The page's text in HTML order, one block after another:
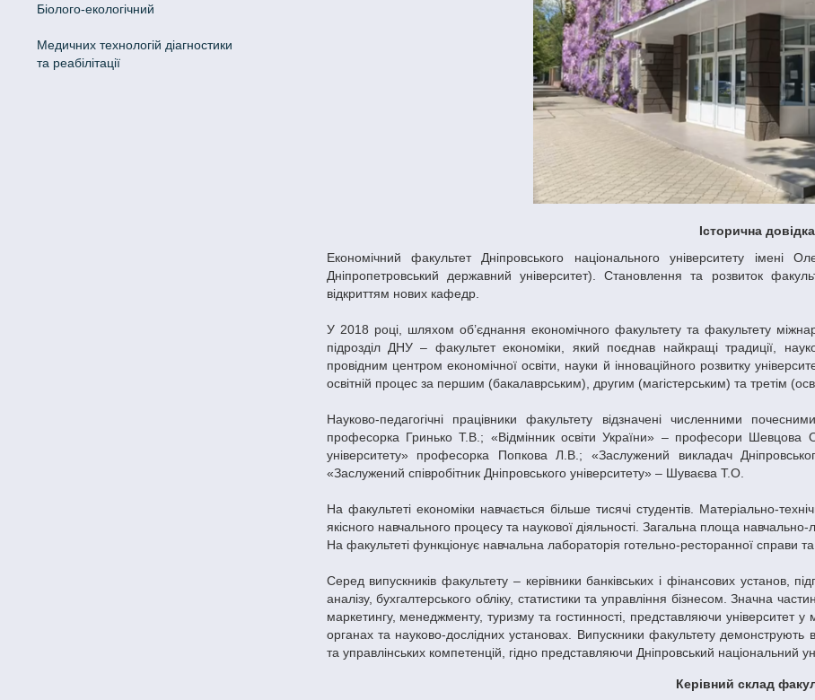
Біолого-екологічний
Медичних технологій діагностики
та реабілітації
Історична довідка
Економічний факультет Дніпровського національного університету
Дніпропетровський державний університет). Становлення та розвиток
відкриттям нових кафедр.
У 2018 році, шляхом об’єднання економічного факультету та факультету
підрозділ ДНУ – факультет економіки, який поєднав найкращі традиції,
провідним центром економічної освіти, науки й інноваційного розвитку
освітній процес за першим (бакалаврським), другим (магістерським) та третім
Науково-педагогічні працівники факультету відзначені численними
професорка Гринько Т.В.; «Відмінник освіти України» – професори
університету» професорка Попкова Л.В.; «Заслужений викладач
«Заслужений співробітник Дніпровського університету» – Шуваєва Т.О.
На факультеті економіки навчається більше тисячі студентів. Матеріально-
якісного навчального процесу та наукової діяльності. Загальна площа
На факультеті функціонує навчальна лабораторія готельно-ресторанної справи
Серед випускників факультету – керівники банківських і фінансових установ,
аналізу, бухгалтерського обліку, статистики та управління бізнесом. Значна
маркетингу, менеджменту, туризму та гостинності, представляючи університет
органах та науково-дослідних установах. Випускники факультету демонструють
та управлінських компетенцій, гідно представляючи Дніпровський національний
Керівний склад